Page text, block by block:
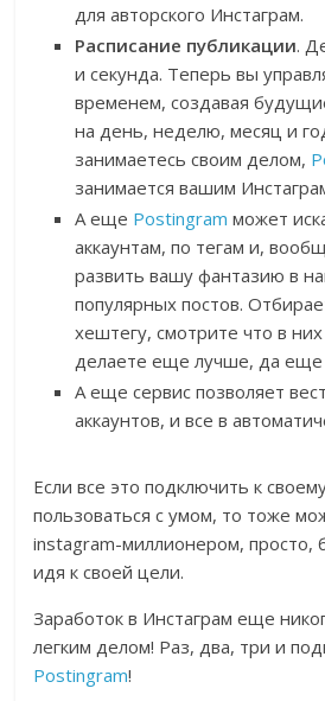
для авторского Инстаграм.
Расписание публикации.
и секунда. Теперь вы
временем, создавая
на день, неделю, месяц и
занимаетесь своим делом,
занимается вашим
А еще Postingram может
аккаунтам, по тегам и,
развить вашу фантазию в
популярных постов.
хештегу, смотрите что в
делаете еще лучше, да еще
А еще сервис позволяет
аккаунтов, и все в
Если все это подключить к
пользоваться с умом, то тоже
instagram-миллионером, просто,
идя к своей цели.
Заработок в Инстаграм еще
легким делом! Раз, два, три и
Postingram!